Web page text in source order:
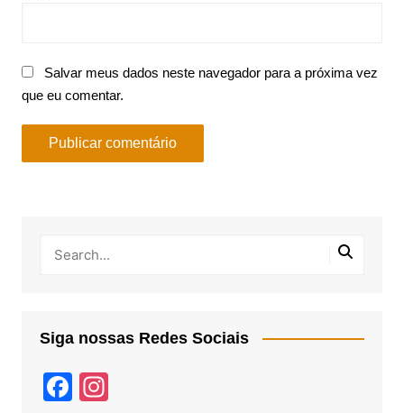
Salvar meus dados neste navegador para a próxima vez
que eu comentar.
Siga nossas Redes Sociais
F In